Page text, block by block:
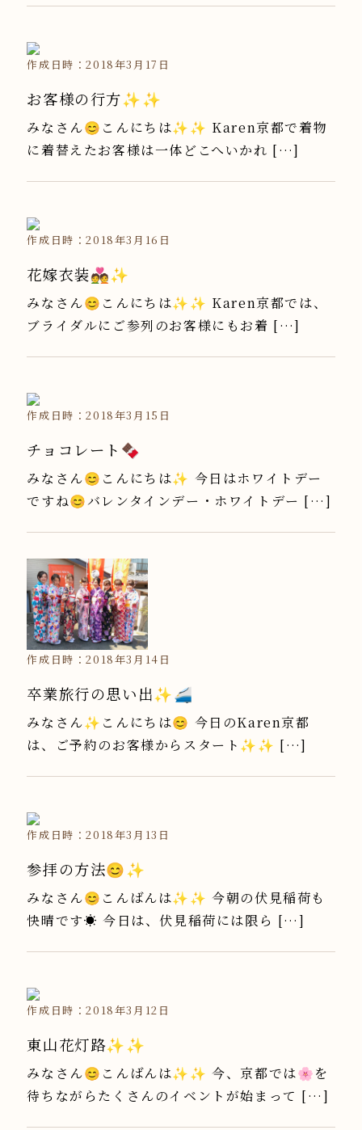
作成日時：2018年3月17日
お客様の行方✨✨
みなさん😊こんにちは✨✨ Karen京都で着物
に着替えたお客様は一体どこへいかれ […]
作成日時：2018年3月16日
花嫁衣装💑✨
みなさん😊こんにちは✨✨ Karen京都では、
ブライダルにご参列のお客様にもお着 […]
作成日時：2018年3月15日
チョコレート🍫
みなさん😊こんにちは✨ 今日はホワイトデー
ですね😊バレンタインデー・ホワイトデー […]
作成日時：2018年3月14日
卒業旅行の思い出✨🚄
みなさん✨こんにちは😊 今日のKaren京都
は、ご予約のお客様からスタート✨✨ […]
作成日時：2018年3月13日
参拝の方法😊✨
みなさん😊こんばんは✨✨ 今朝の伏見稲荷も
快晴です☀️ 今日は、伏見稲荷には限ら […]
作成日時：2018年3月12日
東山花灯路✨✨
みなさん😊こんばんは✨✨ 今、京都では🌸を
待ちながらたくさんのイベントが始まって […]